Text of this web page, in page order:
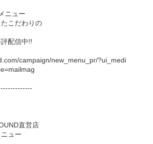
ニュー
こだわりの
配信中!!
campaign/new_menu_pr/?ui_medi
直営店
ュー